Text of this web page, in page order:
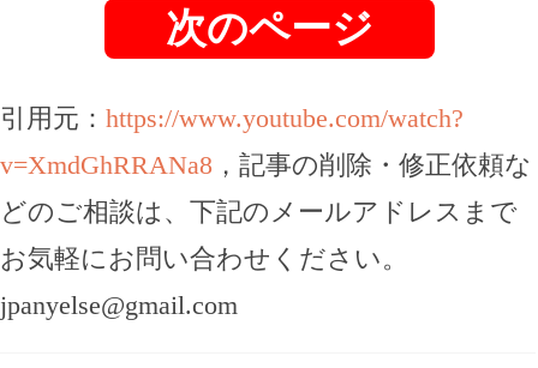
次のページ
引用元： https://www.youtube.com/watch?
v=XmdGhRRANa8 ，記事の削除・修正依頼な
どのご相談は、下記のメールアドレスまで
お気軽にお問い合わせください。
jpanyelse@gmail.com